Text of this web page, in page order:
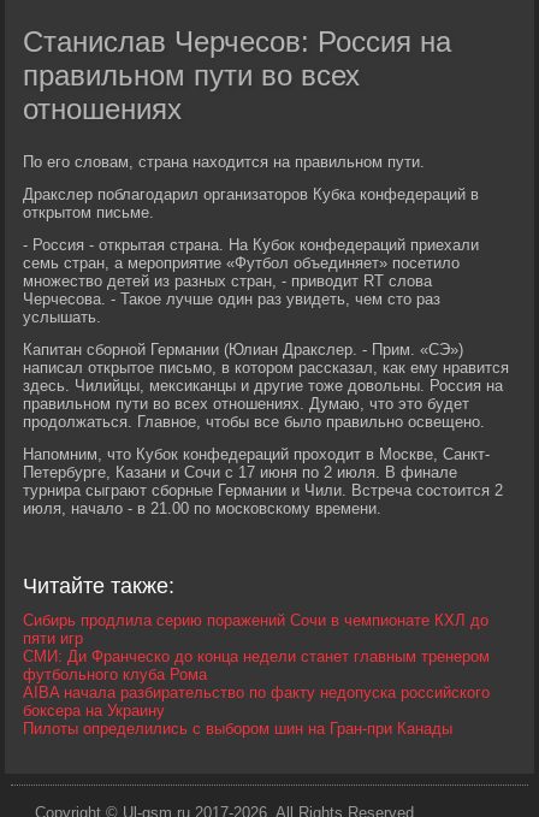
Станислав Черчесов: Россия на
правильном пути во всех
отношениях
По его словам, страна находится на правильном пути.
Дракслер поблагодарил организаторов Кубка конфедераций в
открытом письме.
- Россия - открытая страна. На Кубок конфедераций приехали
семь стран, а мероприятие «Футбол объединяет» посетило
множество детей из разных стран, - приводит RT слова
Черчесова. - Такое лучше один раз увидеть, чем сто раз
услышать.
Капитан сборной Германии (Юлиан Дракслер. - Прим. «СЭ»)
написал открытое письмо, в котором рассказал, как ему нравится
здесь. Чилийцы, мексиканцы и другие тоже довольны. Россия на
правильном пути во всех отношениях. Думаю, что это будет
продолжаться. Главное, чтобы все было правильно освещено.
Напомним, что Кубок конфедераций проходит в Москве, Санкт-
Петербурге, Казани и Сочи с 17 июня по 2 июля. В финале
турнира сыграют сборные Германии и Чили. Встреча состоится 2
июля, начало - в 21.00 по московскому времени.
Читайте также:
Сибирь продлила серию поражений Сочи в чемпионате КХЛ до
пяти игр
СМИ: Ди Франческо до конца недели станет главным тренером
футбольного клуба Рома
AIBA начала разбирательство по факту недопуска российского
боксера на Украину
Пилоты определились с выбором шин на Гран-при Канады
Copyright © Ul-gsm.ru 2017-2026. All Rights Reserved.